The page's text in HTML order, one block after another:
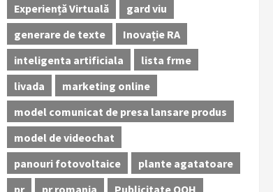
Experiență Virtuală
gard viu
generare de texte
Inovație RA
inteligenta artificiala
lista frme
livada
marketing online
model comunicat de presa lansare produs
model de videochat
panouri fotovoltaice
plante agatatoare
pr
pr romania
Publicitate OOH